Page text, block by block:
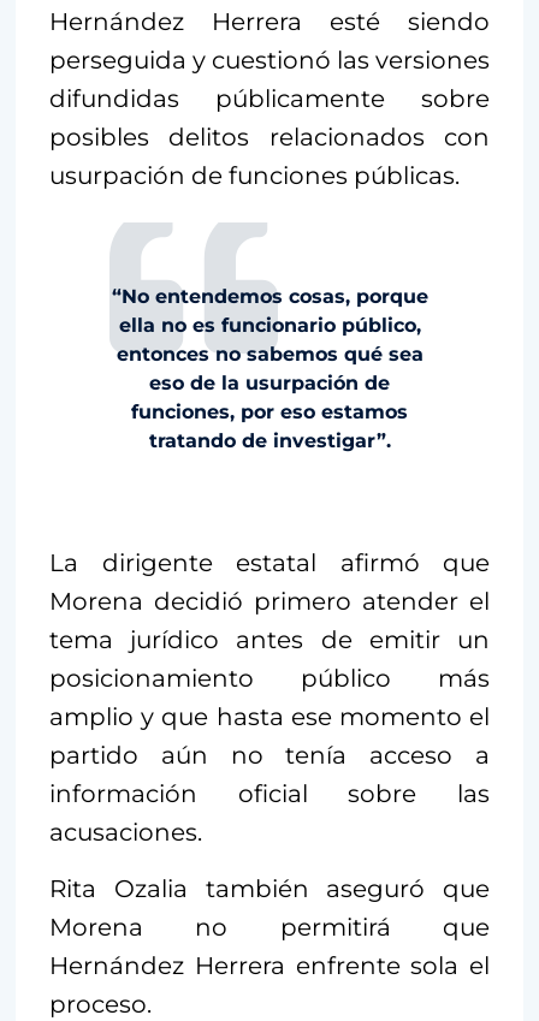
Hernández Herrera esté siendo
perseguida y cuestionó las versiones
difundidas públicamente sobre
posibles delitos relacionados con
usurpación de funciones públicas.
“No entendemos cosas, porque
ella no es funcionario público,
entonces no sabemos qué sea
eso de la usurpación de
funciones, por eso estamos
tratando de investigar”.
La dirigente estatal afirmó que
Morena decidió primero atender el
tema jurídico antes de emitir un
posicionamiento público más
amplio y que hasta ese momento el
partido aún no tenía acceso a
información oficial sobre las
acusaciones.
Rita Ozalia también aseguró que
Morena no permitirá que
Hernández Herrera enfrente sola el
proceso.